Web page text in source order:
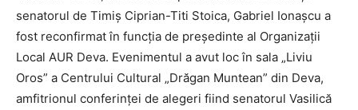
senatorul de Timiș Ciprian-Titi Stoica, Gabriel Ionașcu a
fost reconfirmat în funcția de președinte al Organizații
Local AUR Deva. Evenimentul a avut loc în sala „Liviu
Oros” a Centrului Cultural „Drăgan Muntean” din Deva,
amfitrionul conferinței de alegeri fiind senatorul Vasilică